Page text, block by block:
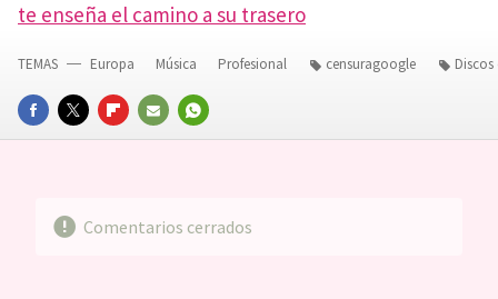
te enseña el camino a su trasero
FACEBOOKTWITTERFLIPBOARD
E-
WHATSAPP
TEMAS Europa Música Profesional censuragoogle
Comentarios cerrados